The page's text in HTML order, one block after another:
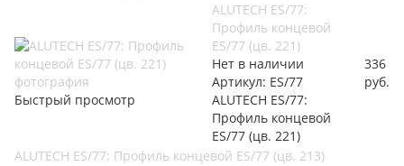
Быстрый просмотр
ALUTECH ES/77:
Профиль концевой
ES/77 (цв. 221)
Нет в наличии
Артикул: ES/77
ALUTECH ES/77:
Профиль концевой
ES/77 (цв. 221)
336
руб.
ALUTECH ES/77: Профиль концевой ES/77 (цв. 213)